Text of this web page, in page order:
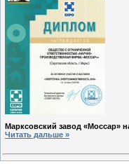
Марксовский завод «Моссар»
Читать дальше »